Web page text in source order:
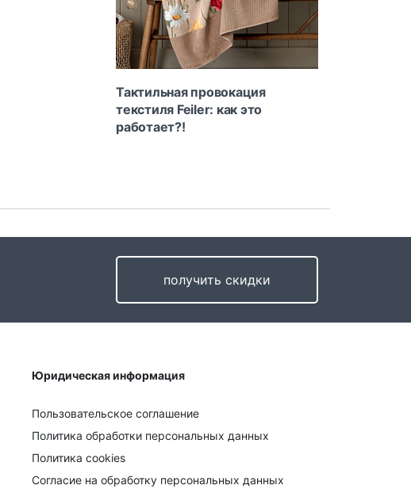
Тактильная провокация
текстиля Feiler: как это
работает?!
получить скидки
Юридическая информация
Пользовательское соглашение
Политика обработки персональных данных
Политика cookies
Согласие на обработку персональных данных